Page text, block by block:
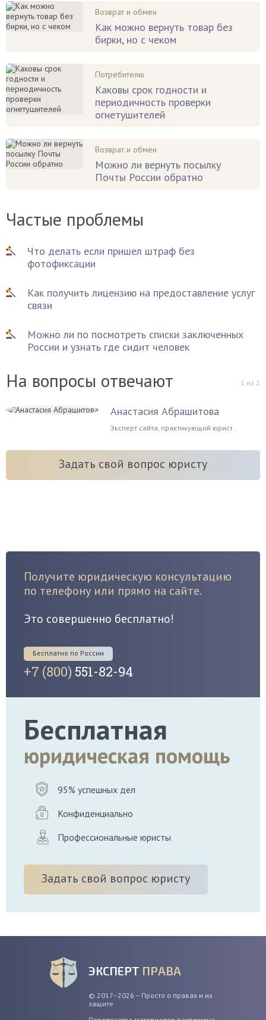
Возврат и обмен
Как можно вернуть товар без
бирки, но с чеком
Потребителю
Каковы срок годности и
периодичность проверки
огнетушителей
Возврат и обмен
Можно ли вернуть посылку
Почты России обратно
Частые проблемы
Что делать если пришел штраф без
фотофиксации
Как получить лицензию на предоставление услуг
связи
Можно ли по посмотреть списки заключенных
России и узнать где сидит человек
На вопросы отвечают 1 из 2
Анастасия Абрашитова
Эксперт сайта, практикующий юрист .
Задать свой вопрос юристу
Получите юридическую консультацию
по телефону или прямо на сайте.
Это совершенно бесплатно!
Бесплатно по России
+7 (800) 551-82-94
Бесплатная
юридическая помощь
95% успешных дел
Конфиденциально
Профессиональные юристы
Задать свой вопрос юристу
ЭКСПЕРТ ПРАВА
© 2017–2026 – Просто о правах и их
защите